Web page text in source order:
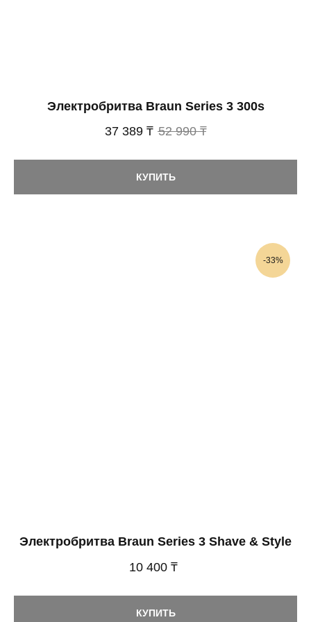
Электробритва Braun Series 3 300s
37 389 ₸ 52 990 ₸
КУПИТЬ
-33%
Электробритва Braun Series 3 Shave & Style
10 400 ₸
КУПИТЬ